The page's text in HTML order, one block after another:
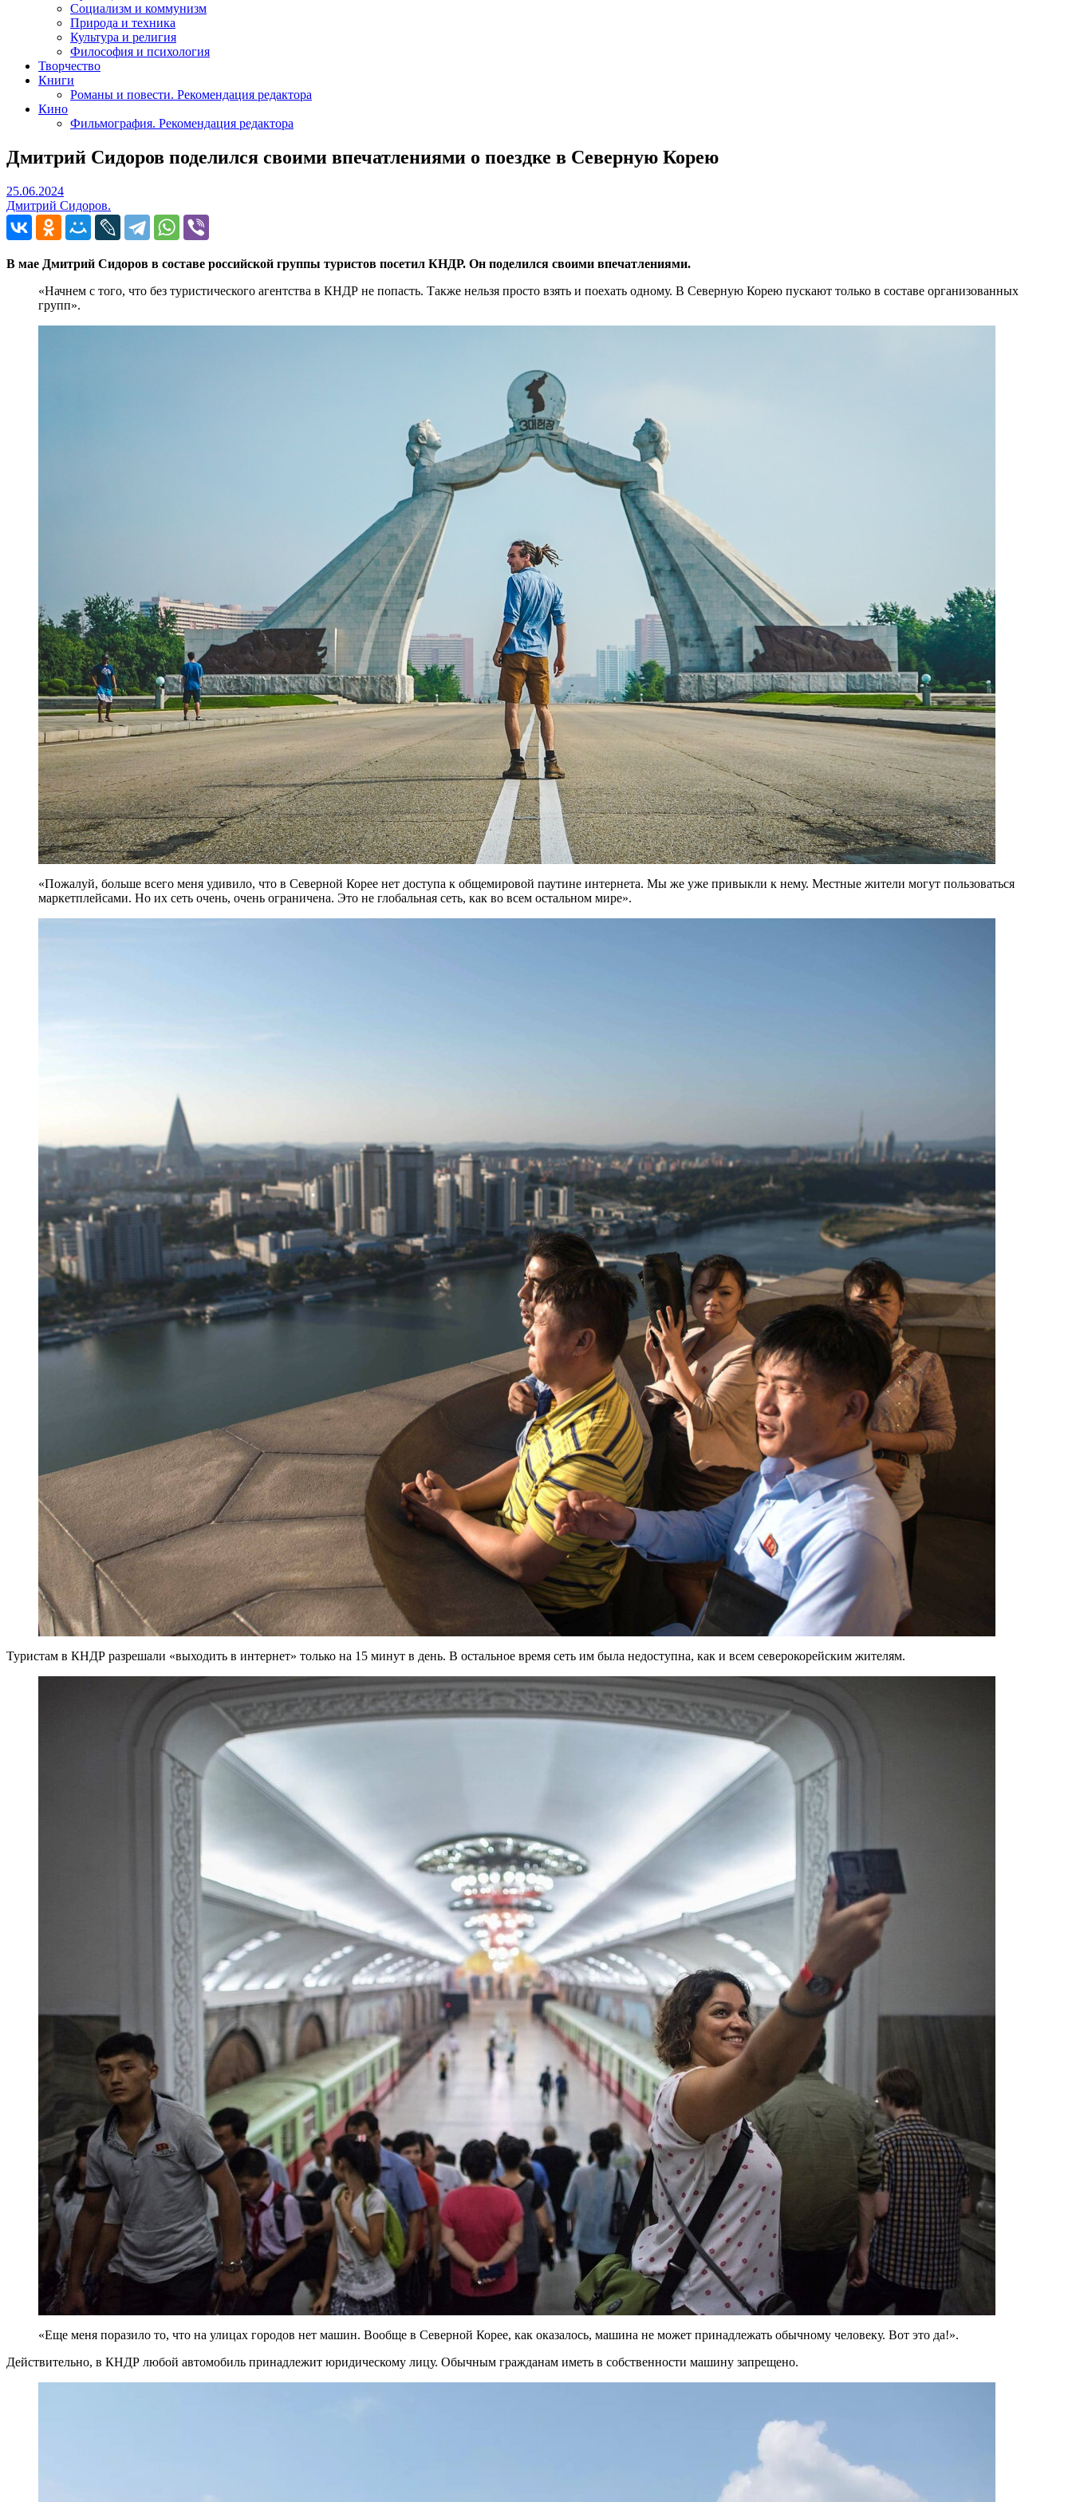
Социализм и коммунизм
Природа и техника
Культура и религия
Философия и психология
Творчество
Книги
Романы и повести. Рекомендация редактора
Кино
Фильмография. Рекомендация редактора
Дмитрий Сидоров поделился своими впечатлениями о поездке в Северную Корею
25.06.202425.06.2024
Дмитрий Сидоров.
В мае Дмитрий Сидоров в составе российской группы туристов посетил КНДР. Он поделился своими впечатлениями.
«Начнем с того, что без туристического агентства в КНДР не попасть. Также нельзя просто взять и поехать одному. В Северную Корею пускают только в составе организованных
групп».
«Пожалуй, больше всего меня удивило, что в Северной Корее нет доступа к общемировой паутине интернета. Мы же уже привыкли к нему. Местные жители могут пользоваться
маркетплейсами. Но их сеть очень, очень ограничена. Это не глобальная сеть, как во всем остальном мире».
Туристам в КНДР разрешали «выходить в интернет» только на 15 минут в день. В остальное время сеть им была недоступна, как и всем северокорейским жителям.
«Еще меня поразило то, что на улицах городов нет машин. Вообще в Северной Корее, как оказалось, машина не может принадлежать обычному человеку. Вот это да!».
Действительно, в КНДР любой автомобиль принадлежит юридическому лицу. Обычным гражданам иметь в собственности машину запрещено.